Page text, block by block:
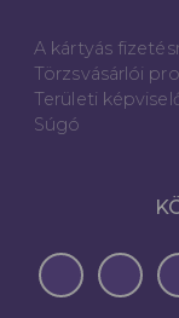
A kártyás
Törzsvásárlói
Területi
Súgó